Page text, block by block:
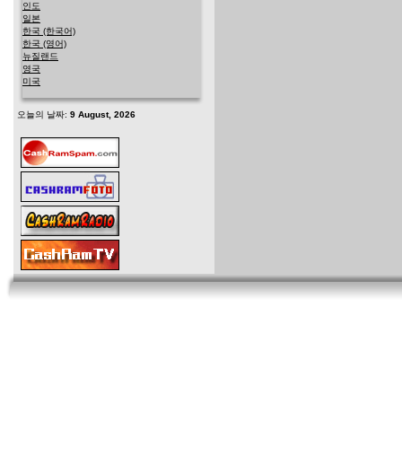
인도
일본
한국 (한국어)
한국 (영어)
뉴질랜드
영국
미국
오늘의 날짜: 9 August, 2026